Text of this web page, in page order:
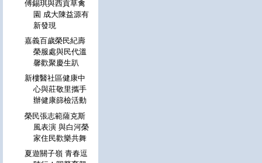
傅錫琪與西貢草禽
園 成大陳益源有
新發現
嘉義百歲榮民紀壽
榮服處與民代溫
馨歡聚慶生趴
新樓醫社區健康中
心與莊敬里攜手
辦健康篩檢活動
榮民張志範薩克斯
風表演 與白河榮
家住民歡樂共舞
夏遊關子嶺 青春逗